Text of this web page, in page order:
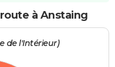
à Anstaing
de l'Intérieur)